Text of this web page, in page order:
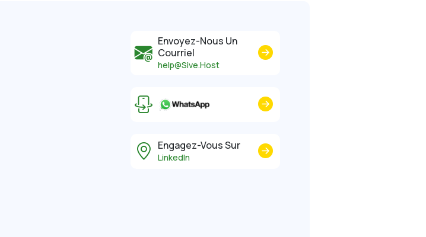
Envoyez-Nous Un
Courriel
help@Sive.Host
Engagez-Vous Sur
LinkedIn